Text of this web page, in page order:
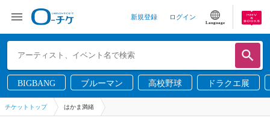
新規登録 ログイン
Language
BIGBANG ブルーマン 高校野球 ドラクエ展
チケットトップ はかま満緒